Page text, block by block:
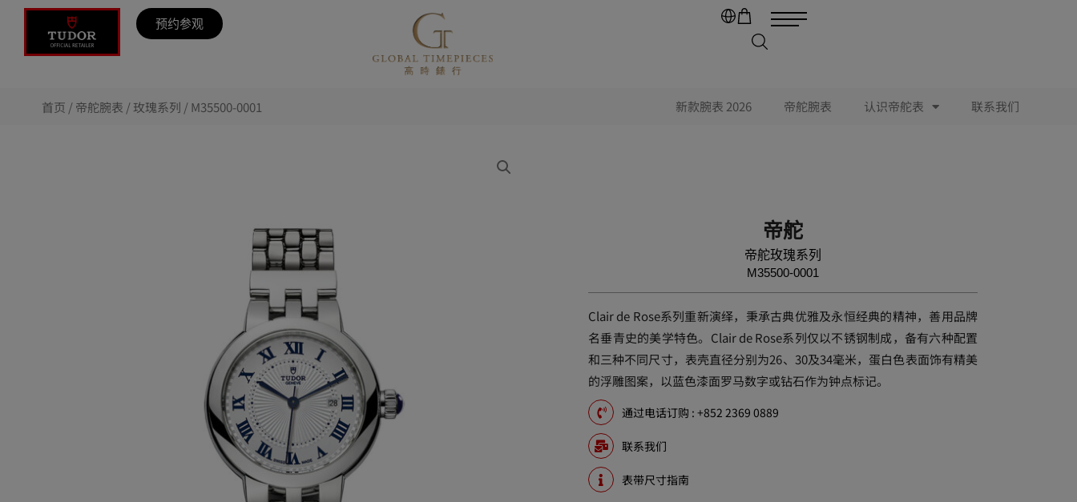
预约参观
首页 /帝舵腕表 /玫瑰系列 / M35500-0001 新款腕表 2026 帝舵腕表 认识帝舵表 联系我们
帝舵
帝舵玫瑰系列
M35500-0001
Clair de Rose系列重新演绎，秉承古典优雅及永恒经典的精神，善用品牌
名垂青史的美学特色。Clair de Rose系列仅以不锈钢制成，备有六种配置
和三种不同尺寸，表壳直径分别为26、30及34毫米，蛋白色表面饰有精美
的浮雕图案，以蓝色漆面罗马数字或钻石作为钟点标记。
通过电话订购 : +852 2369 0889
联系我们
表带尺寸指南